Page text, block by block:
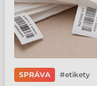
SPRÁVA etikety